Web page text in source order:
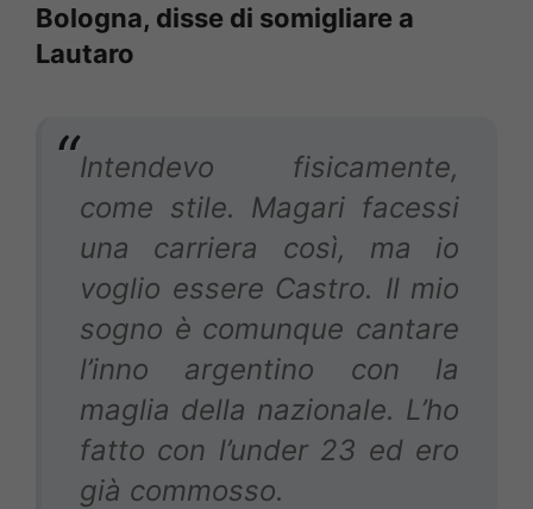
Bologna, disse di somigliare a
Lautaro
Intendevo fisicamente,
come stile. Magari facessi
una carriera così, ma io
voglio essere Castro. Il mio
sogno è comunque cantare
l’inno argentino con la
maglia della nazionale. L’ho
fatto con l’under 23 ed ero
già commosso.